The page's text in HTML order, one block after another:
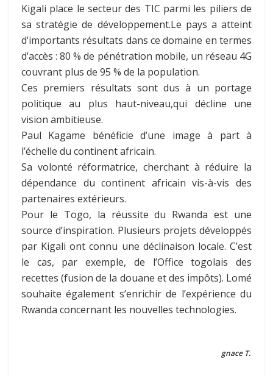
Kigali place le secteur des TIC parmi les piliers de
sa stratégie de développement.Le pays a atteint
d’importants résultats dans ce domaine en termes
d’accès : 80 % de pénétration mobile, un réseau 4G
couvrant plus de 95 % de la population.
Ces premiers résultats sont dus à un portage
politique au plus haut-niveau,qui décline une
vision ambitieuse.
Paul Kagame bénéficie d’une image à part à
l’échelle du continent africain.
Sa volonté réformatrice, cherchant à réduire la
dépendance du continent africain vis-à-vis des
partenaires extérieurs.
Pour le Togo, la réussite du Rwanda est une
source d’inspiration. Plusieurs projets développés
par Kigali ont connu une déclinaison locale. C’est
le cas, par exemple, de l’Office togolais des
recettes (fusion de la douane et des impôts). Lomé
souhaite également s’enrichir de l’expérience du
Rwanda concernant les nouvelles technologies.
gnace T.